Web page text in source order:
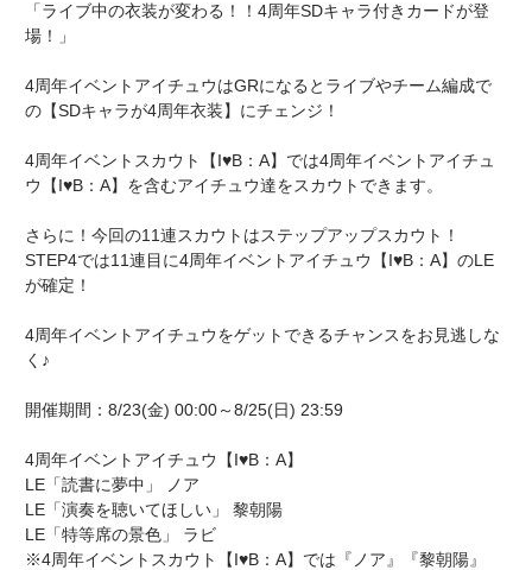
「ライブ中の衣装が変わる！！4周年SDキャラ付きカードが登
場！」
4周年イベントアイチュウはGRになるとライブやチーム編成で
の【SDキャラが4周年衣装】にチェンジ！
4周年イベントスカウト【I♥B：A】では4周年イベントアイチュ
ウ【I♥B：A】を含むアイチュウ達をスカウトできます。
さらに！今回の11連スカウトはステップアップスカウト！
STEP4では11連目に4周年イベントアイチュウ【I♥B：A】のLE
が確定！
4周年イベントアイチュウをゲットできるチャンスをお見逃しな
く♪
開催期間：8/23(金) 00:00～8/25(日) 23:59
4周年イベントアイチュウ【I♥B：A】
LE「読書に夢中」 ノア
LE「演奏を聴いてほしい」 黎朝陽
LE「特等席の景色」 ラビ
※4周年イベントスカウト【I♥B：A】では『ノア』『黎朝陽』